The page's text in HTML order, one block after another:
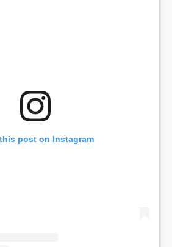
post on Instagram